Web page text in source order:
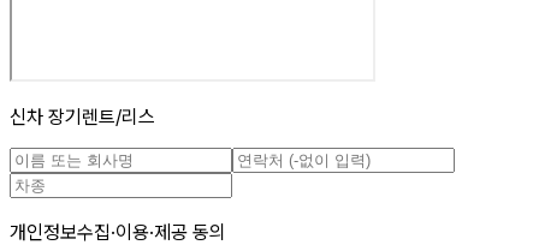
신차 장기렌트/리스
개인정보수집·이용·제공 동의